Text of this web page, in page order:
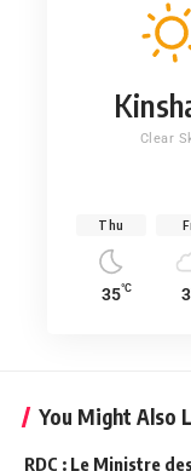
Clear
Thu
35°C
You Might Also
RDC : Le Ministre